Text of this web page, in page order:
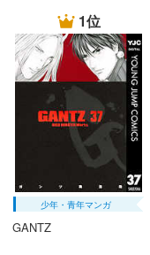
1位
少年・青年マンガ
GANTZ